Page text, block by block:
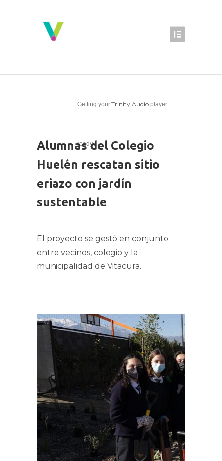
Getting your Trinity Audio player
ready...
Alumnas del Colegio
Huelén rescatan sitio
eriazo con jardín
sustentable
El proyecto se gestó en conjunto
entre vecinos, colegio y la
municipalidad de Vitacura.